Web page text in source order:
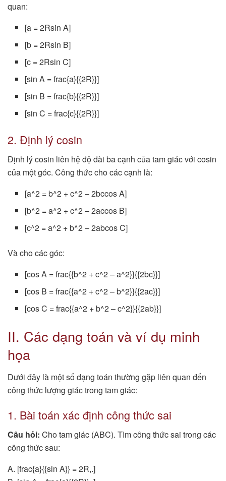
quan:
[a = 2Rsin A]
[b = 2Rsin B]
[c = 2Rsin C]
[sin A = frac{a}{{2R}}]
[sin B = frac{b}{{2R}}]
[sin C = frac{c}{{2R}}]
2. Định lý cosin
Định lý cosin liên hệ độ dài ba cạnh của tam giác với cosin
của một góc. Công thức cho các cạnh là:
[a^2 = b^2 + c^2 – 2bccos A]
[b^2 = a^2 + c^2 – 2accos B]
[c^2 = a^2 + b^2 – 2abcos C]
Và cho các góc:
[cos A = frac{{b^2 + c^2 – a^2}}{{2bc}}]
[cos B = frac{{a^2 + c^2 – b^2}}{{2ac}}]
[cos C = frac{{a^2 + b^2 – c^2}}{{2ab}}]
II. Các dạng toán và ví dụ minh
họa
Dưới đây là một số dạng toán thường gặp liên quan đến
công thức lượng giác trong tam giác:
1. Bài toán xác định công thức sai
Câu hỏi: Cho tam giác (ABC). Tìm công thức sai trong các
công thức sau:
A. [frac{a}{{sin A}} = 2R,.]